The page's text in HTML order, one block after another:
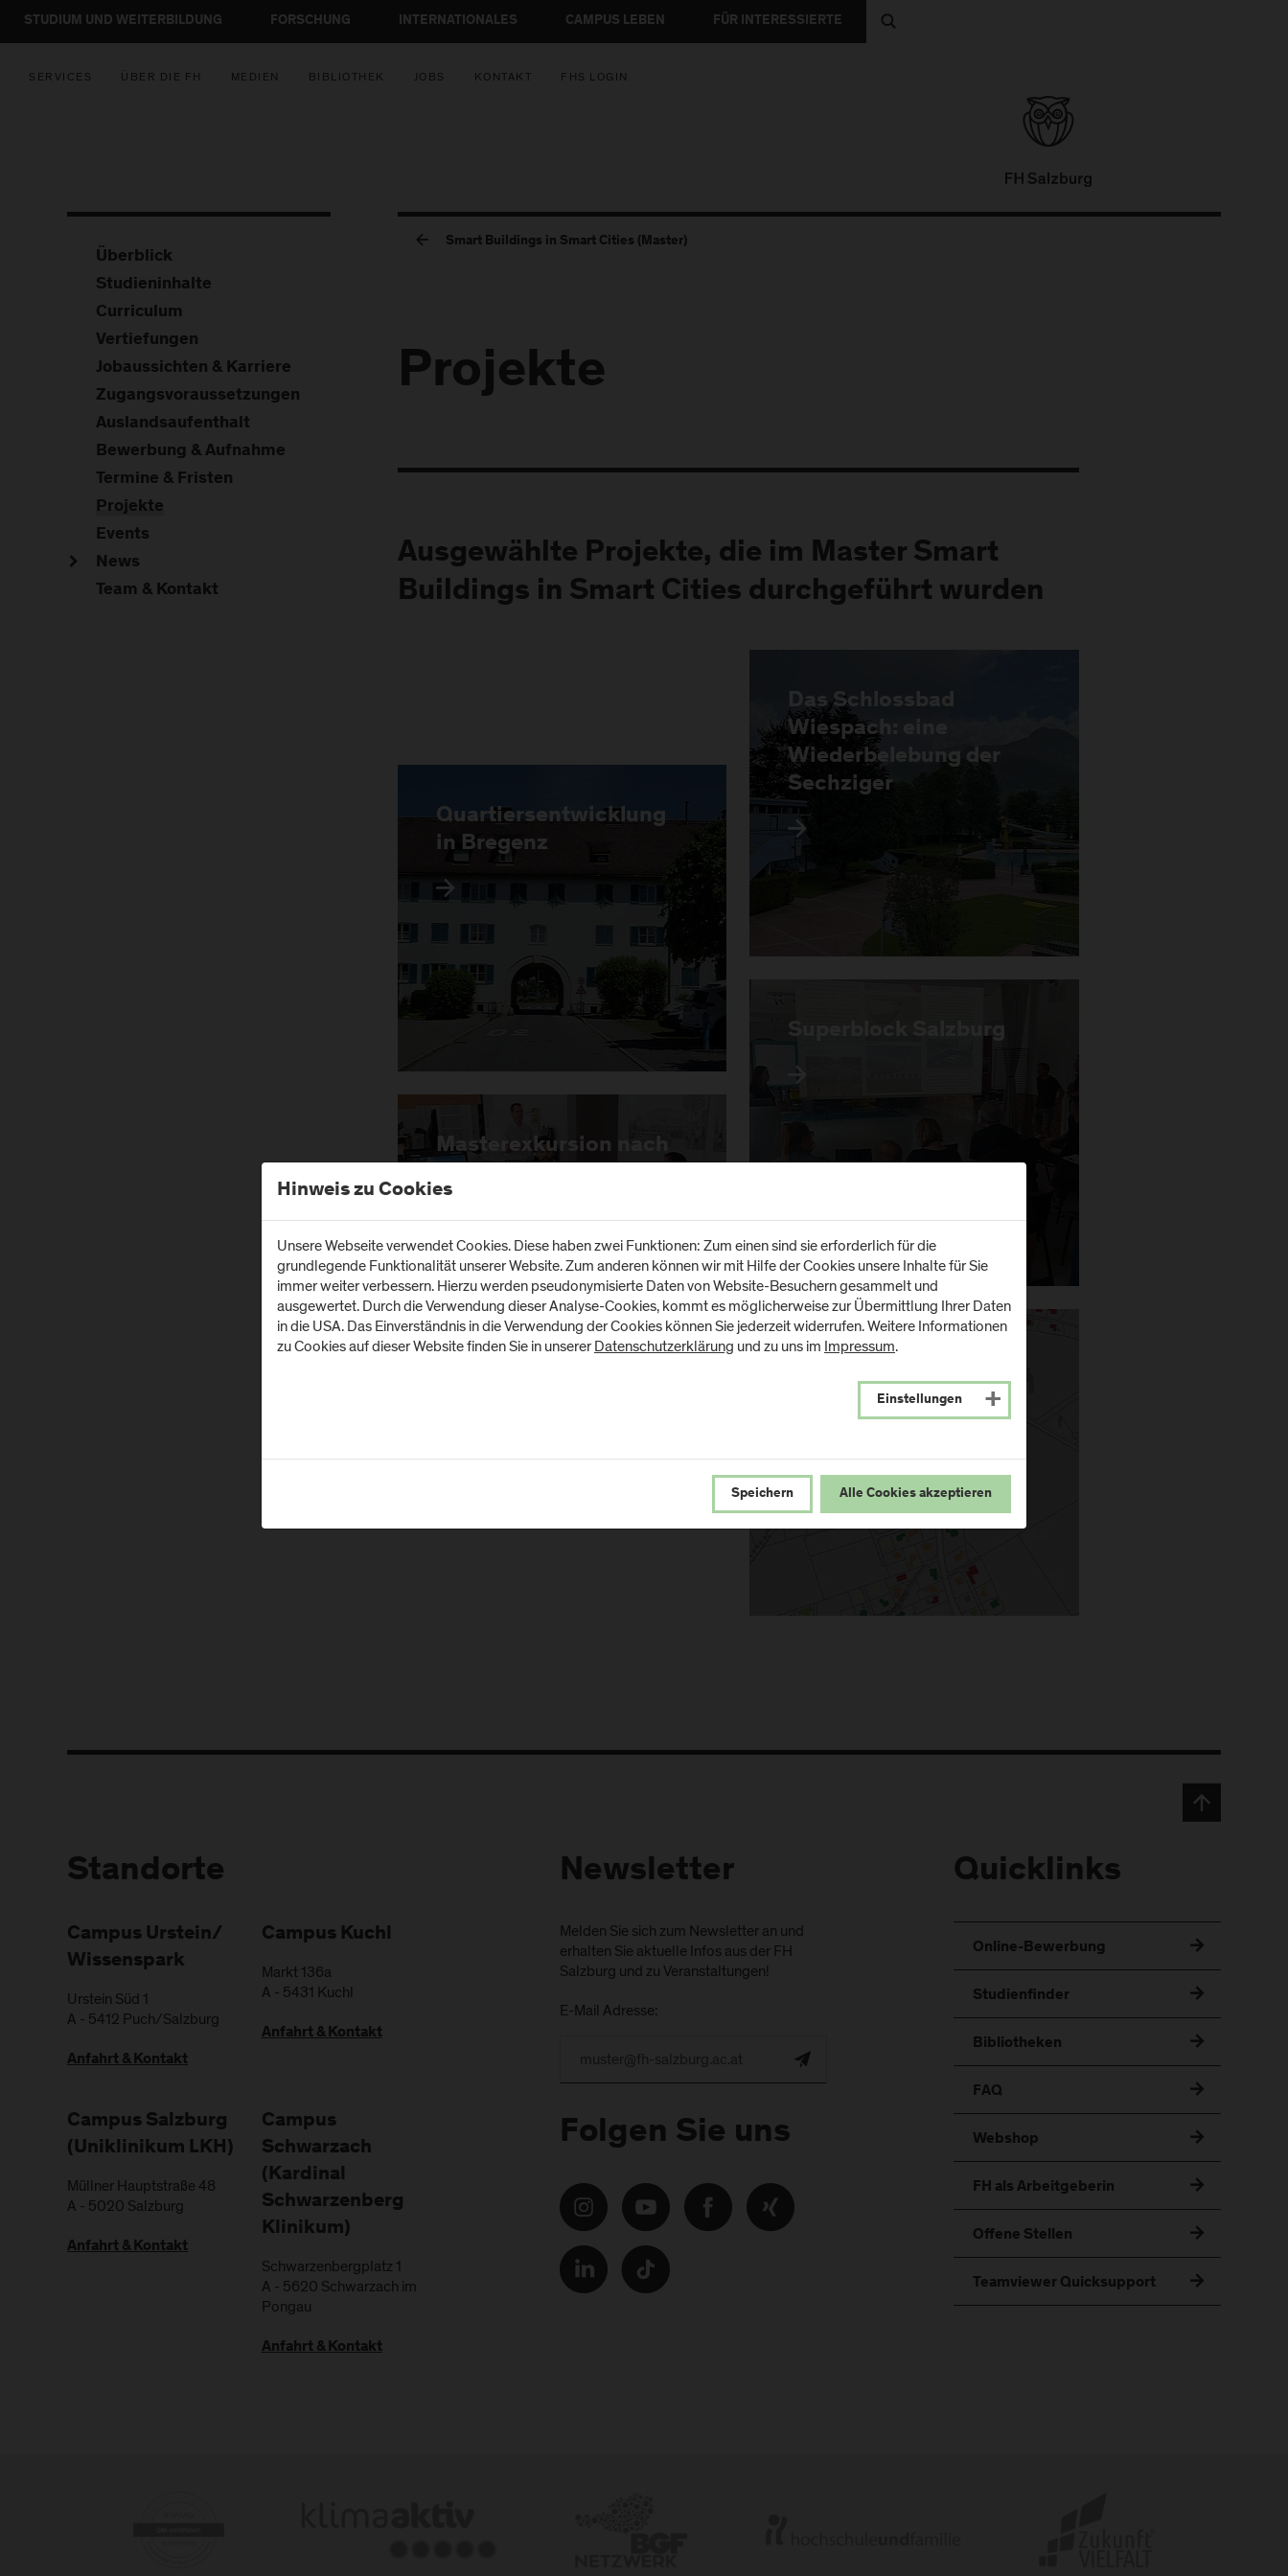
STUDIUM UND WEITERBILDUNG FORSCHUNG INTERNATIONALES CAMPUS LEBEN FÜR INTERESSIERTE
SERVICES ÜBER DIE FH MEDIEN BIBLIOTHEK JOBS KONTAKT FHS LOGIN
Smart Buildings in Smart Cities (Master)
Projekte
Ausgewählte Projekte, die im Master Smart
Buildings in Smart Cities durchgeführt wurden
Quartiersentwicklung
in Bregenz
Das Schlossbad
Wiespach: eine
Wiederbelebung der
Sechziger
Superblock Salzburg
Masterexkursion nach
Kommunaler
Energienutzungsplan
Überblick
Studieninhalte
Curriculum
Vertiefungen
Jobaussichten & Karriere
Zugangsvoraussetzungen
Auslandsaufenthalt
Bewerbung & Aufnahme
Termine & Fristen
Projekte
Events
News
Team & Kontakt
Standorte
Campus Urstein/
Wissenspark
Urstein Süd 1
A - 5412 Puch/Salzburg
Anfahrt & Kontakt
Campus Kuchl
Markt 136a
A - 5431 Kuchl
Anfahrt & Kontakt
Campus Salzburg
(Uniklinikum LKH)
Müllner Hauptstraße 48
A - 5020 Salzburg
Anfahrt & Kontakt
Campus
Schwarzach
(Kardinal
Schwarzenberg
Klinikum)
Schwarzenbergplatz 1
A - 5620 Schwarzach im
Pongau
Anfahrt & Kontakt
Newsletter
Melden Sie sich zum Newsletter an und
erhalten Sie aktuelle Infos aus der FH
Salzburg und zu Veranstaltungen!
E-Mail Adresse:
Folgen Sie uns
Quicklinks
Online-Bewerbung
Studienfinder
Bibliotheken
FAQ
Webshop
FH als Arbeitgeberin
Offene Stellen
Teamviewer Quicksupport
Hinweis zu Cookies
Unsere Webseite verwendet Cookies. Diese haben zwei Funktionen: Zum einen sind sie erforderlich für die
grundlegende Funktionalität unserer Website. Zum anderen können wir mit Hilfe der Cookies unsere Inhalte für Sie
immer weiter verbessern. Hierzu werden pseudonymisierte Daten von Website-Besuchern gesammelt und
ausgewertet. Durch die Verwendung dieser Analyse-Cookies, kommt es möglicherweise zur Übermittlung Ihrer Daten
in die USA. Das Einverständnis in die Verwendung der Cookies können Sie jederzeit widerrufen. Weitere Informationen
zu Cookies auf dieser Website finden Sie in unsererDatenschutzerklärung und zu uns im Impressum.
Einstellungen
Speichern Alle Cookies akzeptieren